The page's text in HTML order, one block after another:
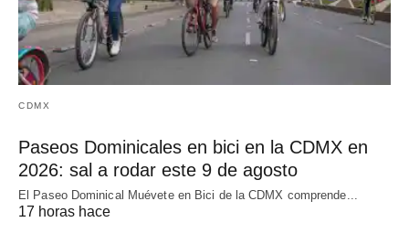
CDMX
Paseos Dominicales en bici en la CDMX en
2026: sal a rodar este 9 de agosto
El Paseo Dominical Muévete en Bici de la CDMX comprende...
17 horas hace